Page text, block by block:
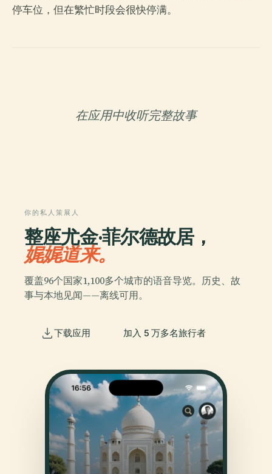
停车位，但在繁忙时段会很快停满。
在应用中收听完整故事
你的私人策展人
整座尤金·菲尔德故居，
娓娓道来。
覆盖96个国家1,100多个城市的语音导览。历史、故
事与本地见闻——离线可用。
下载应用 加入 5 万多名旅行者